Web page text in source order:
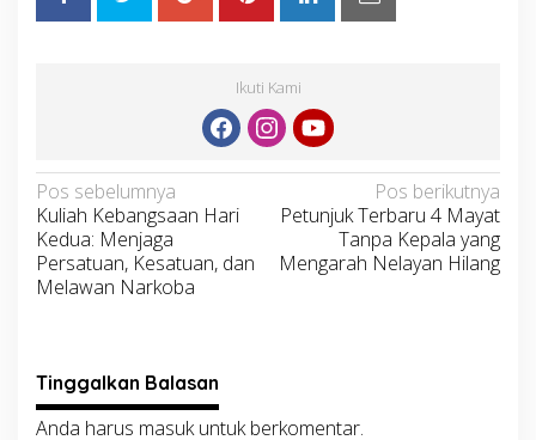
Ikuti Kami
Navigasi
pos
Pos sebelumnya
Kuliah Kebangsaan Hari
Kedua: Menjaga
Persatuan, Kesatuan, dan
Melawan Narkoba
Pos berikutnya
Petunjuk Terbaru 4 Mayat
Tanpa Kepala yang
Mengarah Nelayan Hilang
Tinggalkan Balasan
Anda harus masukuntuk berkomentar.